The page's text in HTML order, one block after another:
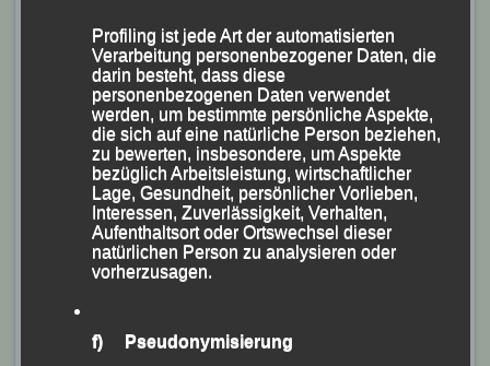
Das Ehepaar Niclas und Karolina von Glasenapp
(vorne) im Kreis der LG-Kampfrichter mit Centa
Hollweck (vorne 1. v.re.) und Siegfried Kapfer (1. v.li.)
Profiling ist jede Art der automatisierten
Verarbeitung personenbezogener Daten, die
darin besteht, dass diese
personenbezogenen Daten verwendet
werden, um bestimmte persönliche Aspekte,
die sich auf eine natürliche Person beziehen,
zu bewerten, insbesondere, um Aspekte
bezüglich Arbeitsleistung, wirtschaftlicher
Lage, Gesundheit, persönlicher Vorlieben,
Interessen, Zuverlässigkeit, Verhalten,
Aufenthaltsort oder Ortswechsel dieser
natürlichen Person zu analysieren oder
vorherzusagen.
f) Pseudonymisierung